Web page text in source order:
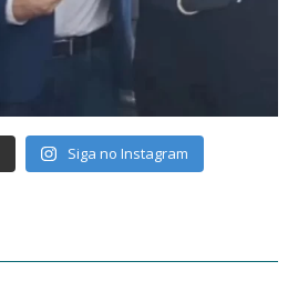
Siga no Instagram